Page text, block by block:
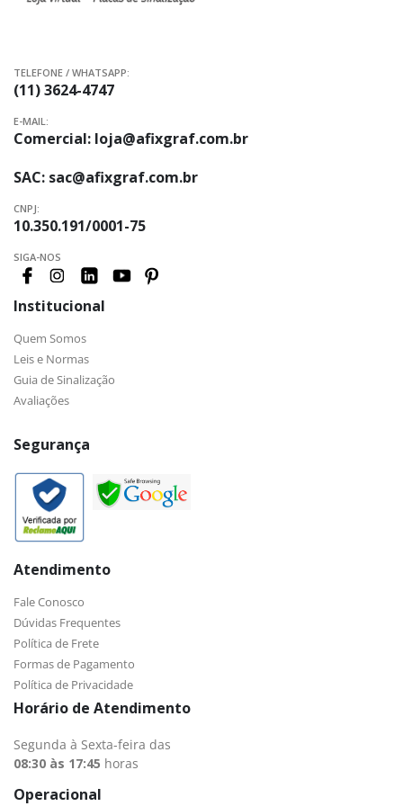
TELEFONE / WHATSAPP:
(11) 3624-4747
E-MAIL:
Comercial: loja@afixgraf.com.br
SAC: sac@afixgraf.com.br
CNPJ:
10.350.191/0001-75
SIGA-NOS
Institucional
Quem Somos
Leis e Normas
Guia de Sinalização
Avaliações
Segurança
Atendimento
Fale Conosco
Dúvidas Frequentes
Política de Frete
Formas de Pagamento
Política de Privacidade
Horário de Atendimento
Segunda à Sexta-feira das
08:30 às 17:45 horas
Operacional